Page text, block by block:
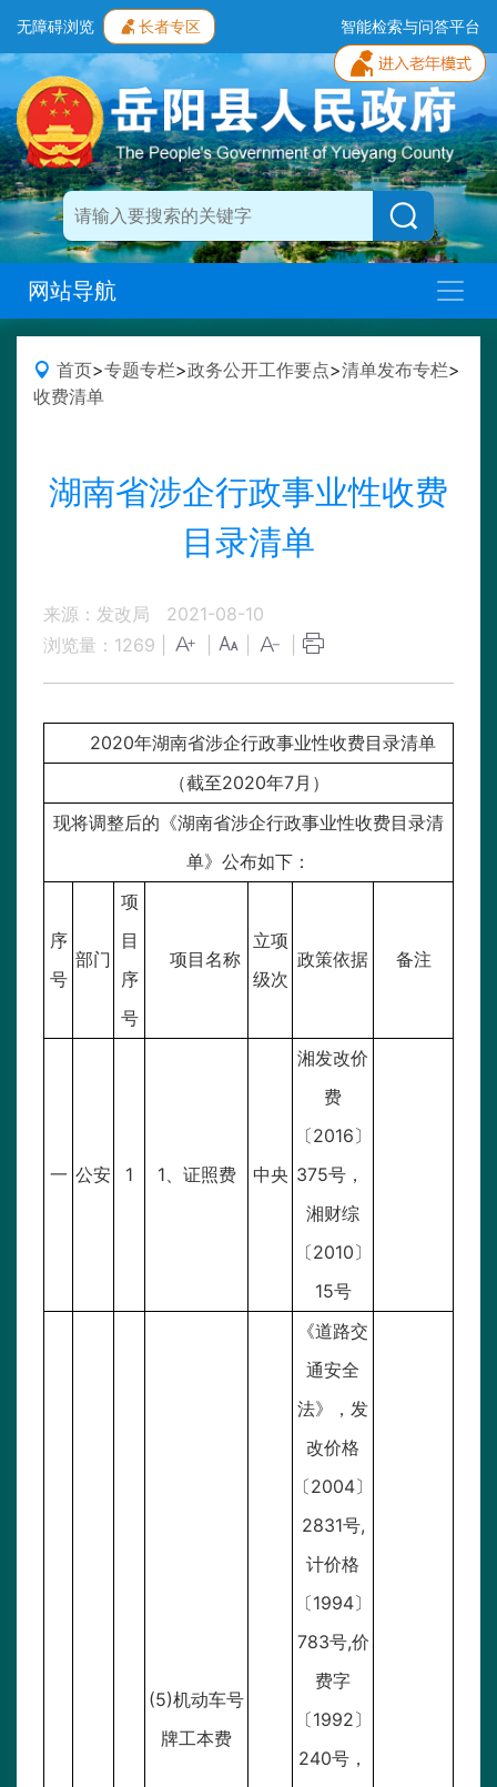
无障碍浏览 长者专区 智能检索与问答平台
网站导航
首页>专题专栏>政务公开工作要点>清单发布专栏>
收费清单
湖南省涉企行政事业性收费
目录清单
来源：发改局
2021-08-10
浏览量： 1269
2020年湖南省涉企行政事业性收费目录清单
（截至2020年7月）
现将调整后的《湖南省涉企行政事业性收费目录清
单》公布如下：
序
号
部门
项
目
序
号
项目名称
立项
级次
政策依据 备注
一 公安 1 1、证照费 中央
湘发改价
费
〔2016〕
375号，
湘财综
〔2010〕
15号
(5)机动车号
牌工本费
《道路交
通安全
法》，发
改价格
〔2004〕
2831号,
计价格
〔1994〕
783号,价
费字
〔1992〕
240号，